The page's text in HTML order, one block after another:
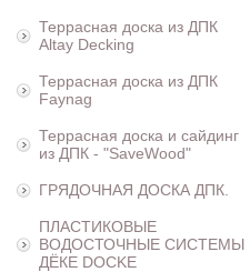
Террасная доска из ДПК
Altay Decking
Террасная доска из ДПК
Faynag
Террасная доска и сайдинг
из ДПК - "SaveWood"
ГРЯДОЧНАЯ ДОСКА ДПК.
ПЛАСТИКОВЫЕ
ВОДОСТОЧНЫЕ СИСТЕМЫ
ДЁКЕ DOCKE